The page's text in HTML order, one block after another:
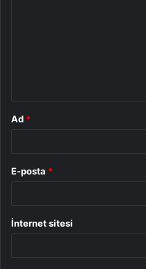
Ad *
E-posta *
İnternet sitesi